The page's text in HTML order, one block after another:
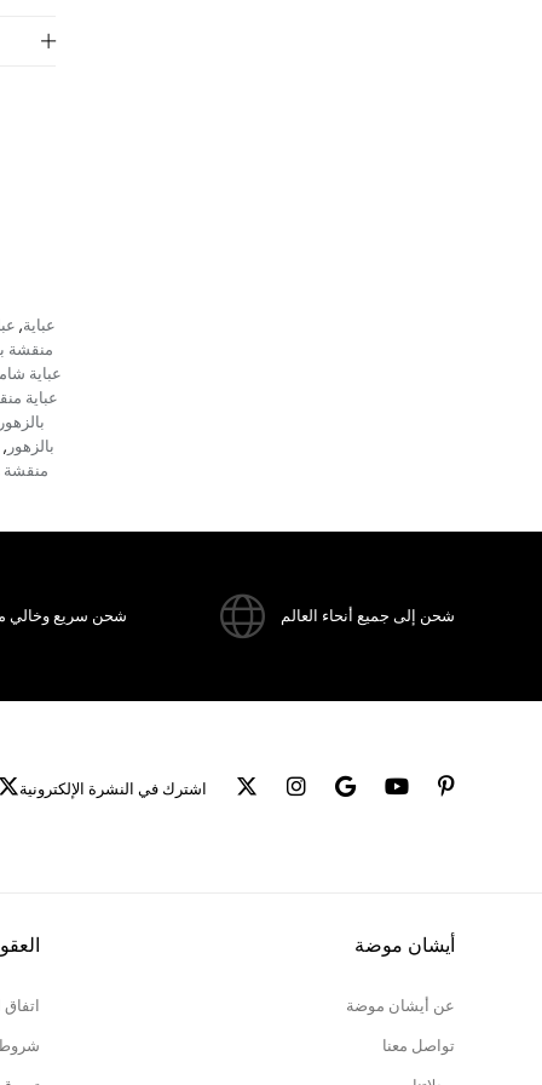
عباية,
منقشة
عباية
عباية
بالزهور
بالزهور ,
منقشة
شحن إلى جميع أنحاء العالم شحن سريع وخالي
اشترك في النشرة الإلكترونية
أيشان موضة
عن أيشان موضة
تواصل معنا
شروط